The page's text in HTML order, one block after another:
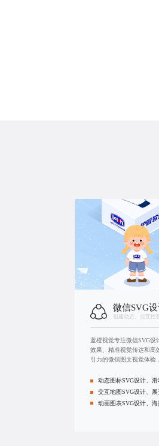
微信SVG
创建动态、交互性
蓝橙视觉专注微信SVG设
效果、精准视觉传达和高
引力的微信图文视觉体验
动态图标SVG设计、
交互地图SVG设计、
动画图表SVG设计、